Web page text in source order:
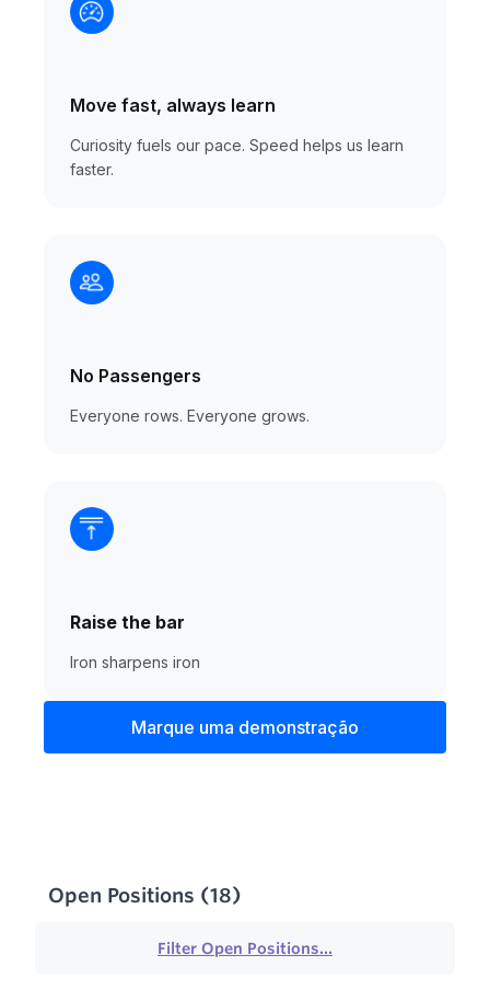
Move fast, always learn
Curiosity fuels our pace. Speed helps us learn
faster.
No Passengers
Everyone rows. Everyone grows.
Raise the bar
Iron sharpens iron
Marque uma demonstração